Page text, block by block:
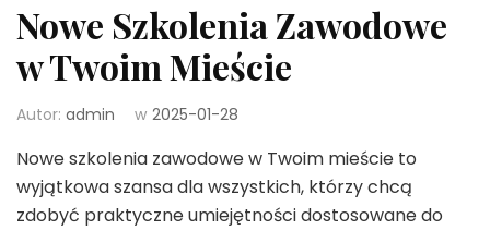
Nowe Szkolenia Zawodowe
w Twoim Mieście
Autor: admin w 2025-01-28
Nowe szkolenia zawodowe w Twoim mieście to
wyjątkowa szansa dla wszystkich, którzy chcą
zdobyć praktyczne umiejętności dostosowane do